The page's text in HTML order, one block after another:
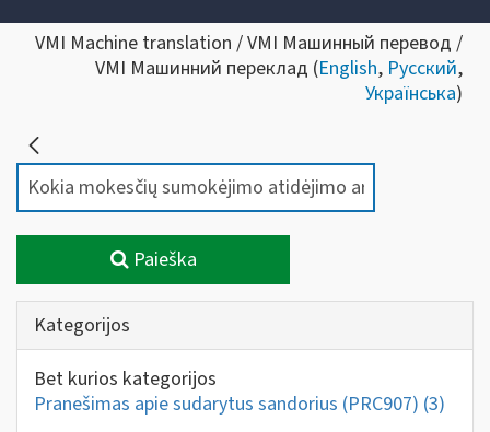
VMI Machine translation / VMI Машинный перевод /
VMI Машинний переклад (English, Русский,
Українська)
Paieška
Kategorijos
Bet kurios kategorijos
Pranešimas apie sudarytus sandorius (PRC907) (3)